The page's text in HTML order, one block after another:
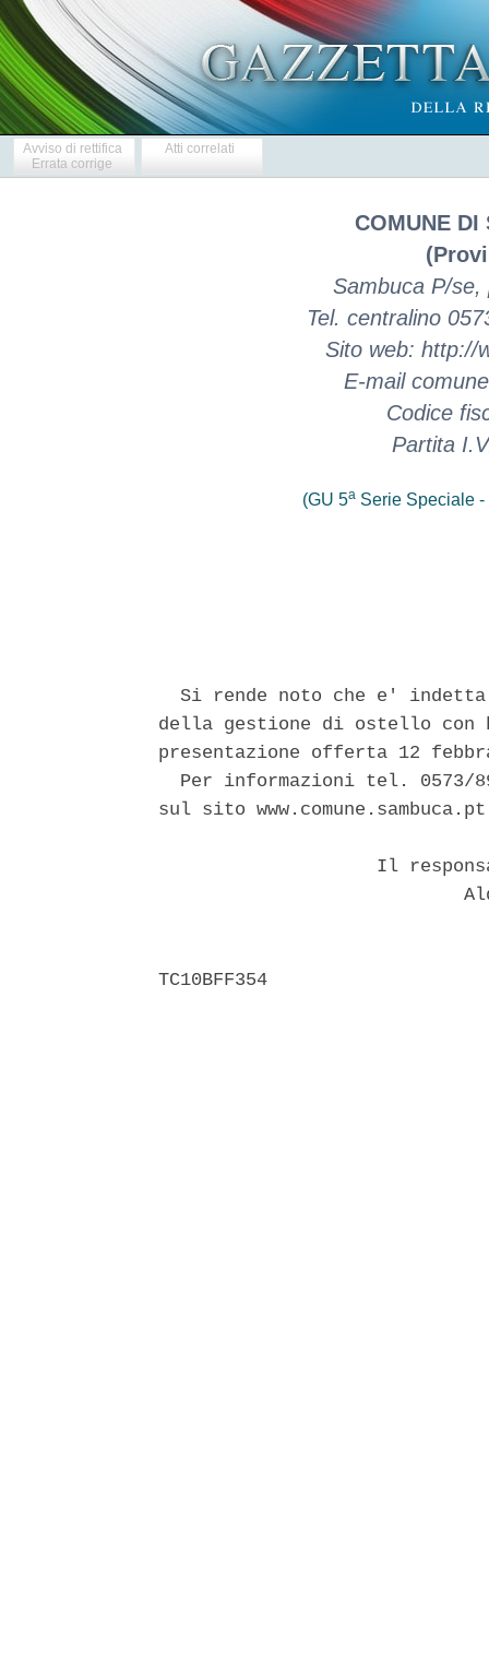
Avviso di rettifica
Errata corrige
Atti correlati
COMUNE DI
Sambuca P/se,
Tel. centralino
Sito web: http://
E-mail
Codice
Partita
(GU 5aSerie Speciale -
Si rende noto che e'
della gestione di ostello con
presentazione offerta 12
Per informazioni tel. 0573/
sul sito
Il